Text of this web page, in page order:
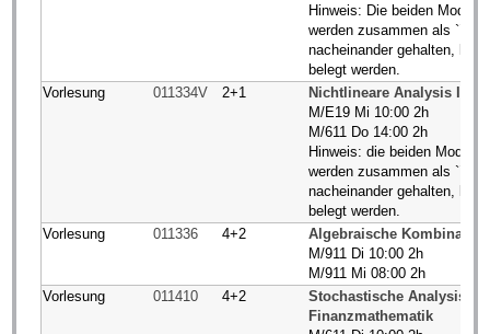
Hinweis: Die beiden
werden zusammen als
nacheinander gehalten,
belegt werden.
Vorlesung
011334V 2+1
Nichtlineare Analysis II
M/E19 Mi 10:00 2h
M/611 Do 14:00 2h
Hinweis: die beiden Module
werden zusammen als
nacheinander gehalten,
belegt werden.
Vorlesung
011336 4+2
Algebraische
M/911 Di 10:00 2h
M/911 Mi 08:00 2h
Vorlesung
011410 4+2
Stochastische Analysis
Finanzmathematik